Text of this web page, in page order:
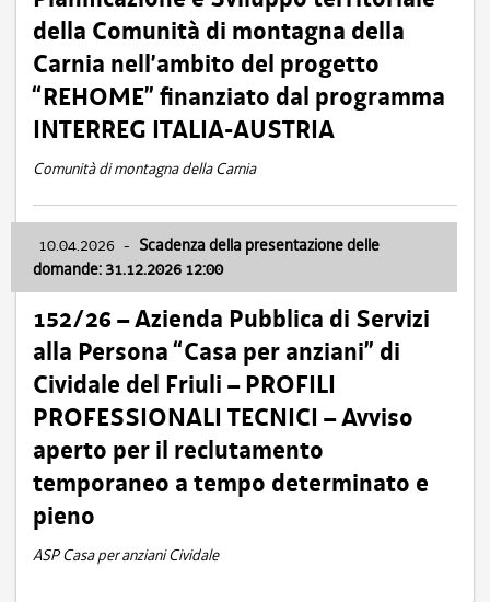
della Comunità di montagna della
Carnia nell’ambito del progetto
“REHOME” finanziato dal programma
INTERREG ITALIA-AUSTRIA
Comunità di montagna della Carnia
10.04.2026 - Scadenza della presentazione delle
domande: 31.12.2026 12:00
152/26 – Azienda Pubblica di Servizi
alla Persona “Casa per anziani” di
Cividale del Friuli – PROFILI
PROFESSIONALI TECNICI – Avviso
aperto per il reclutamento
temporaneo a tempo determinato e
pieno
ASP Casa per anziani Cividale